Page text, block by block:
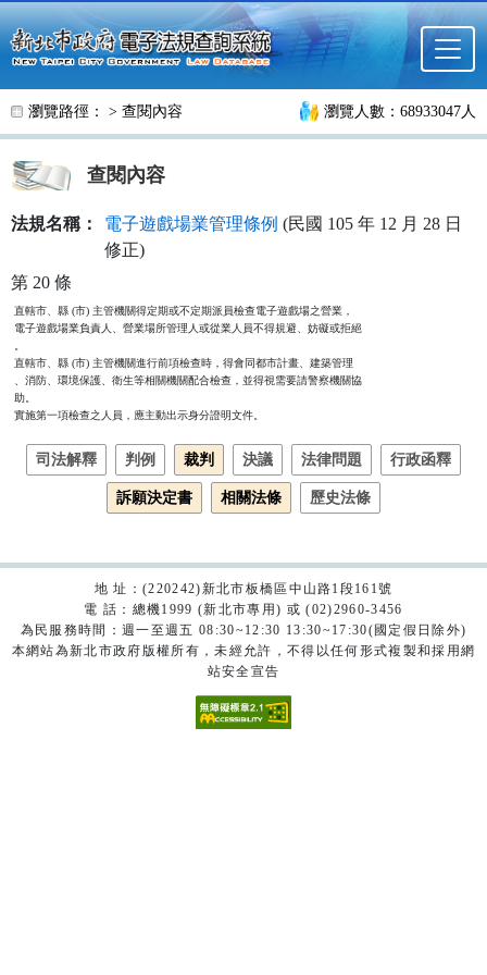
跳至主要內容
瀏覽路徑： > 查閱內容 瀏覽人數：68933047人
查閱內容
法規名稱： 電子遊戲場業管理條例 (民國 105 年 12 月 28 日
修正)
第 20 條
直轄市、縣 (市) 主管機關得定期或不定期派員檢查電子遊戲場之營業，
電子遊戲場業負責人、營業場所管理人或從業人員不得規避、妨礙或拒絕
。
直轄市、縣 (市) 主管機關進行前項檢查時，得會同都市計畫、建築管理
、消防、環境保護、衛生等相關機關配合檢查，並得視需要請警察機關協
助。
實施第一項檢查之人員，應主動出示身分證明文件。
司法解釋 判例 裁判 決議 法律問題 行政函釋
訴願決定書 相關法條 歷史法條
地 址：(220242)新北市板橋區中山路1段161號
電 話：總機1999 (新北市專用) 或 (02)2960-3456
為民服務時間：週一至週五 08:30~12:30 13:30~17:30(國定假日除外)
本網站為新北市政府版權所有，未經允許，不得以任何形式複製和採用網
站安全宣告